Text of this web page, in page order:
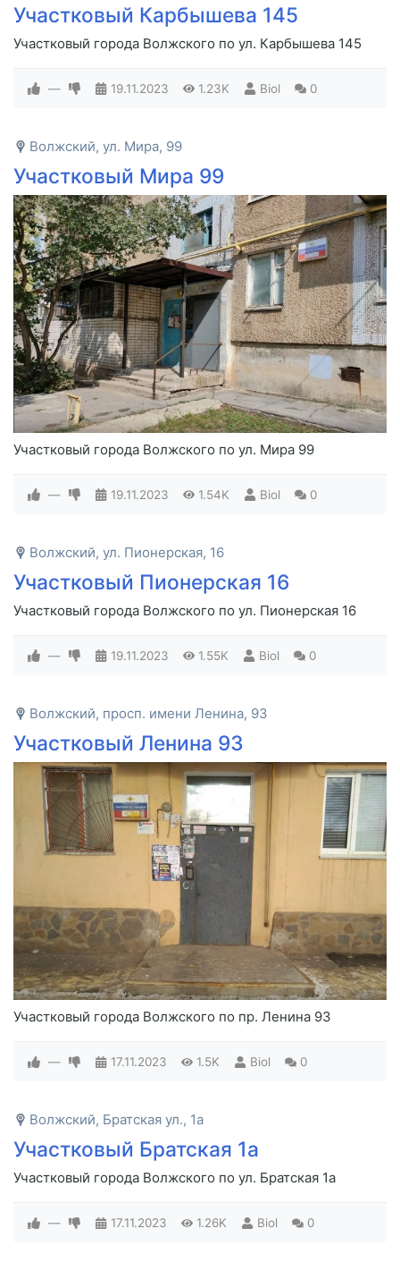
Участковый Карбышева 145
Участковый города Волжского по ул. Карбышева 145
— 19.11.2023 1.23K Biol 0
Волжский, ул. Мира, 99
Участковый Мира 99
Участковый города Волжского по ул. Мира 99
— 19.11.2023 1.54K Biol 0
Волжский, ул. Пионерская, 16
Участковый Пионерская 16
Участковый города Волжского по ул. Пионерская 16
— 19.11.2023 1.55K Biol 0
Волжский, просп. имени Ленина, 93
Участковый Ленина 93
Участковый города Волжского по пр. Ленина 93
— 17.11.2023 1.5K Biol 0
Волжский, Братская ул., 1а
Участковый Братская 1а
Участковый города Волжского по ул. Братская 1а
— 17.11.2023 1.26K Biol 0